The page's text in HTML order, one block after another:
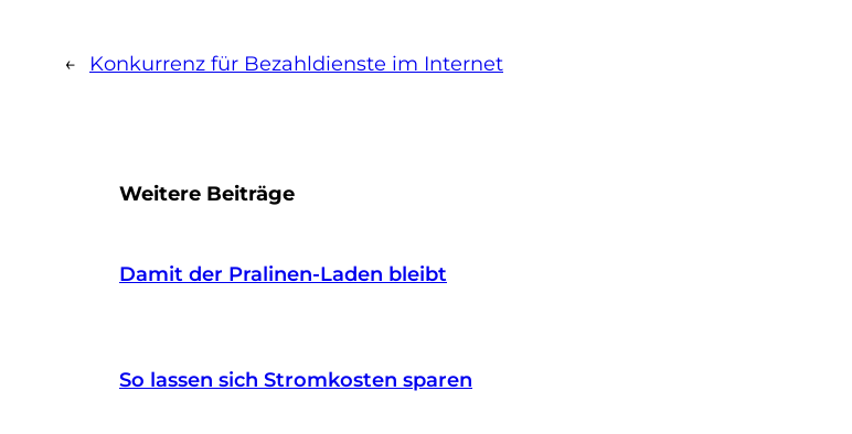
← Konkurrenz für Bezahldienste im Internet
Weitere Beiträge
Damit der Pralinen-Laden bleibt
So lassen sich Stromkosten sparen